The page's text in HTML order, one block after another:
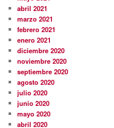
abril 2021
marzo 2021
febrero 2021
enero 2021
diciembre 2020
noviembre 2020
septiembre 2020
agosto 2020
julio 2020
junio 2020
mayo 2020
abril 2020